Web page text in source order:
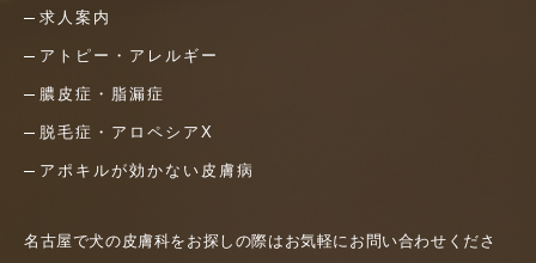
求人案内
アトピー・アレルギー
膿皮症・脂漏症
脱毛症・アロペシアX
アポキルが効かない皮膚病
名古屋で犬の皮膚科をお探しの際はお気軽にお問い合わせくださ